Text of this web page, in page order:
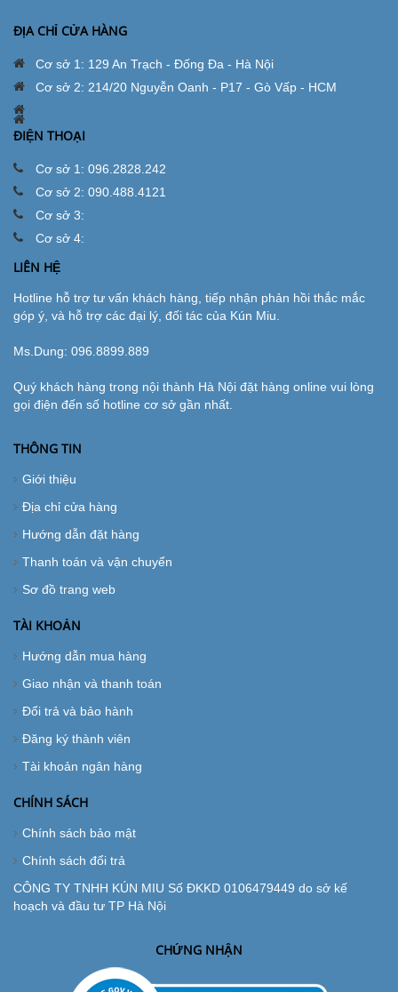
ĐỊA CHỈ CỬA HÀNG
Cơ sở 1: 129 An Trạch - Đống Đa - Hà Nội
Cơ sở 2: 214/20 Nguyễn Oanh - P17 - Gò Vấp - HCM
ĐIỆN THOẠI
Cơ sở 1: 096.2828.242
Cơ sở 2: 090.488.4121
Cơ sở 3:
Cơ sở 4:
LIÊN HỆ
Hotline hỗ trợ tư vấn khách hàng, tiếp nhận phản hồi thắc mắc
góp ý, và hỗ trợ các đại lý, đối tác của Kún Miu.
Ms.Dung: 096.8899.889
Quý khách hàng trong nội thành Hà Nội đặt hàng online vui lòng
gọi điện đến số hotline cơ sở gần nhất.
THÔNG TIN
Giới thiệu
Địa chỉ cửa hàng
Hướng dẫn đặt hàng
Thanh toán và vận chuyển
Sơ đồ trang web
TÀI KHOẢN
Hướng dẫn mua hàng
Giao nhận và thanh toán
Đổi trả và bảo hành
Đăng ký thành viên
Tài khoản ngân hàng
CHÍNH SÁCH
Chính sách bảo mật
Chính sách đổi trả
CÔNG TY TNHH KÚN MIU Số ĐKKD 0106479449 do sở kế
hoạch và đầu tư TP Hà Nội
CHỨNG NHẬN